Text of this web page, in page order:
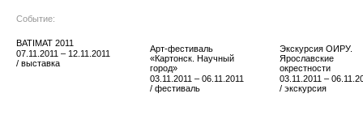
Событие:
BATIMAT 2011
07.11.2011 – 12.11.2011
/ выставка
Арт-фестиваль
«Картонск. Научный
город»
03.11.2011 – 06.11.2011
/ фестиваль
Экскурсия ОИРУ.
Ярославские
окрестности
03.11.2011 –
/ экскурсия